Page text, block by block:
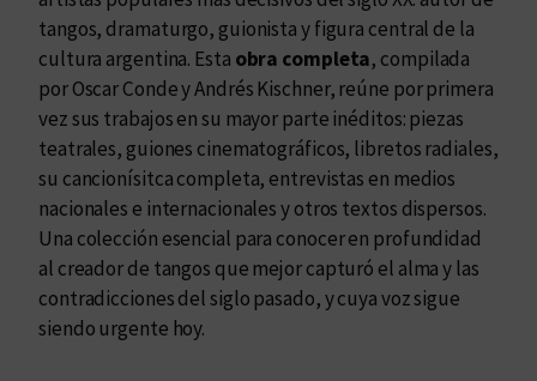
tangos, dramaturgo, guionista y figura central de la
cultura argentina. Esta obra completa, compilada
por Oscar Conde y Andrés Kischner, reúne por primera
vez sus trabajos en su mayor parte inéditos: piezas
teatrales, guiones cinematográficos, libretos radiales,
su cancionísitca completa, entrevistas en medios
nacionales e internacionales y otros textos dispersos.
Una colección esencial para conocer en profundidad
al creador de tangos que mejor capturó el alma y las
contradicciones del siglo pasado, y cuya voz sigue
siendo urgente hoy.